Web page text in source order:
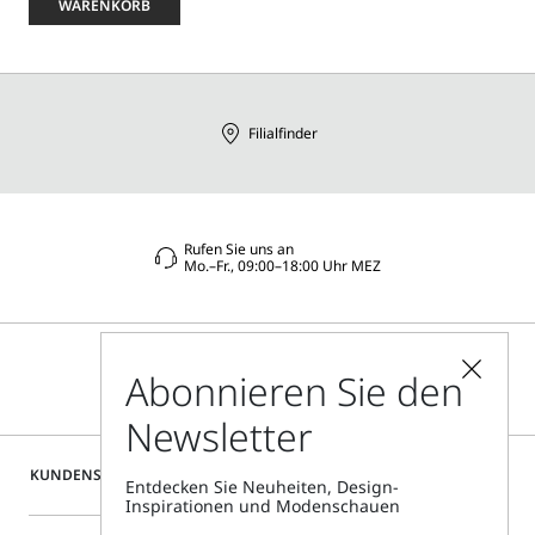
WARENKORB
KUNDENSERVICE
Filialfinder
Rufen Sie uns an
Mo.–Fr., 09:00–18:00 Uhr MEZ
Abonnieren Sie den
Newsletter
Entdecken Sie Neuheiten, Design-
Inspirationen und Modenschauen